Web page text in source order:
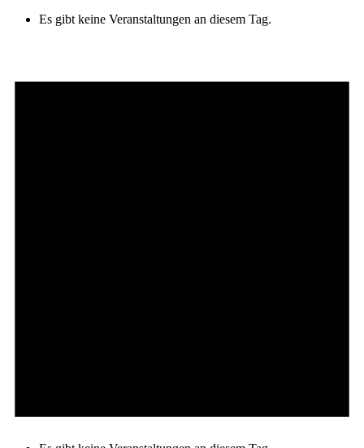
Es gibt keine Veranstaltungen an diesem Tag.